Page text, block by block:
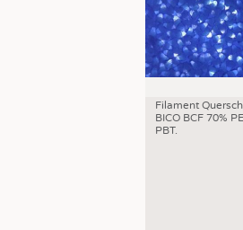
Filament
BICO BCF 70%
PBT.